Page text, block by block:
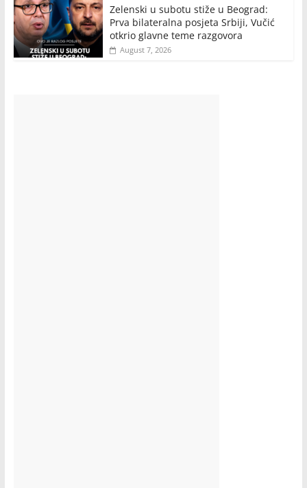
Zelenski u subotu stiže u Beograd:
Prva bilateralna posjeta Srbiji, Vučić
otkrio glavne teme razgovora
August 7, 2026